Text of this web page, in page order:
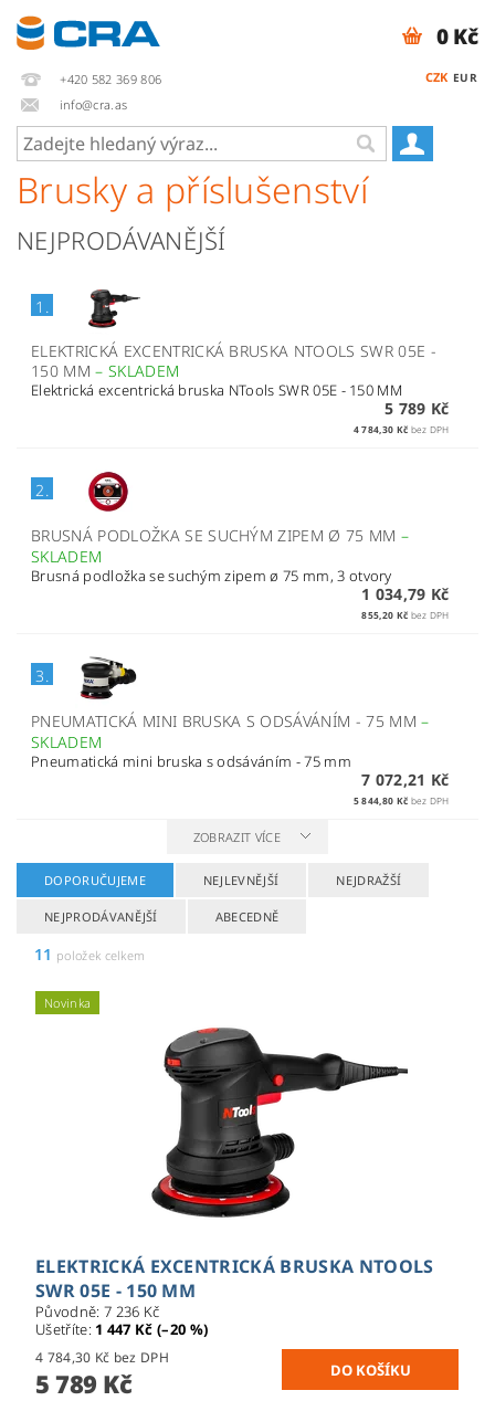
+420 582 369 806
info@cra.as
CZK EUR
0 Kč
Brusky a příslušenství
NEJPRODÁVANĚJŠÍ
1.
ELEKTRICKÁ EXCENTRICKÁ BRUSKA NTOOLS SWR 05E -
150 MM–SKLADEM
Elektrická excentrická bruska NTools SWR 05E - 150 MM
5 789 Kč
4 784,30 Kč bez DPH
2.
BRUSNÁ PODLOŽKA SE SUCHÝM ZIPEM Ø 75 MM –
SKLADEM
Brusná podložka se suchým zipem ø 75 mm, 3 otvory
1 034,79 Kč
855,20 Kč bez DPH
3.
PNEUMATICKÁ MINI BRUSKA S ODSÁVÁNÍM - 75 MM–
SKLADEM
Pneumatická mini bruska s odsáváním - 75 mm
7 072,21 Kč
5 844,80 Kč bez DPH
ZOBRAZIT VÍCE
DOPORUČUJEME NEJLEVNĚJŠÍ NEJDRAŽŠÍ
NEJPRODÁVANĚJŠÍ ABECEDNĚ
11 položek celkem
Novinka
ELEKTRICKÁ EXCENTRICKÁ BRUSKA NTOOLS
SWR 05E - 150 MM
Původně: 7 236 Kč
Ušetříte: 1 447 Kč (–20 %)
4 784,30 Kč bez DPH
5 789 Kč